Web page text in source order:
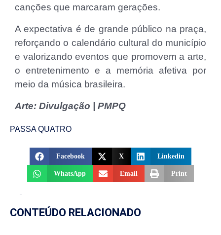
canções que marcaram gerações.
A expectativa é de grande público na praça,
reforçando o calendário cultural do município
e valorizando eventos que promovem a arte,
o entretenimento e a memória afetiva por
meio da música brasileira.
Arte: Divulgação | PMPQ
PASSA QUATRO
Facebook X Linkedin
WhatsApp Email Print
CONTEÚDO RELACIONADO